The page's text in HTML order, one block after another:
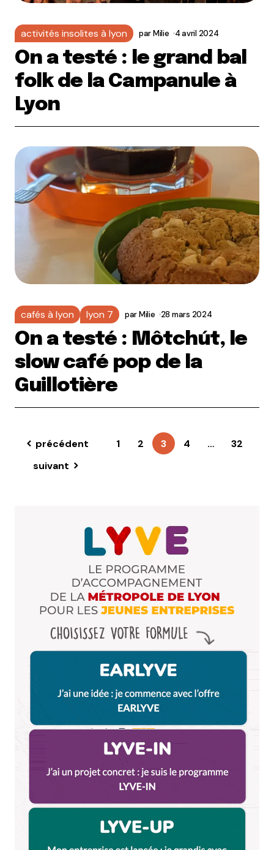
activités insolites à lyon parMilie 4 avril 2024
On a testé : le grand bal
folk de la Campanule à
Lyon
cafés à lyon lyon 7 parMilie 28 mars 2024
On a testé : Môtchút, le
slow café pop de la
Guillotière
précédent 1 2 3 4 …
32
suivant